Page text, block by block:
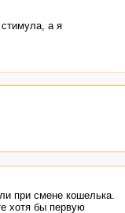
а я
при смене кошелька.
хотя бы первую